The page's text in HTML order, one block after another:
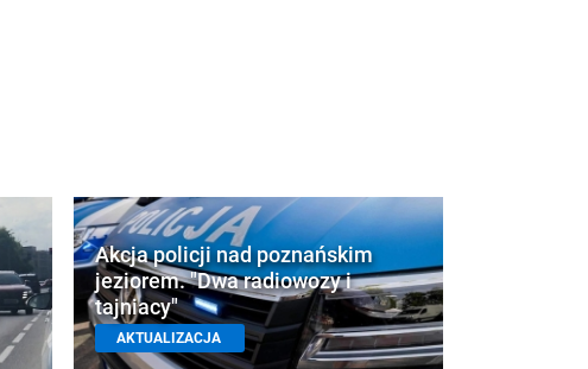
Akcja policji nad poznańskim
jeziorem. "Dwa radiowozy i
tajniacy"
AKTUALIZACJA